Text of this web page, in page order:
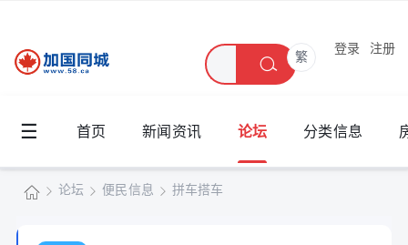
繁
登录 注册
☰ 首页 新闻资讯 论坛 分类信息
论坛 便民信息 拼车搭车